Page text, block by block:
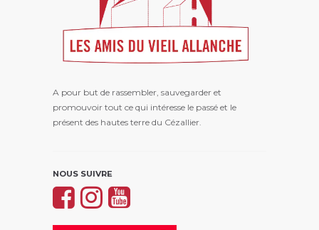
A pour but de rassembler, sauvegarder et
promouvoir tout ce qui intéresse le passé et le
présent des hautes terre du Cézallier.
NOUS SUIVRE